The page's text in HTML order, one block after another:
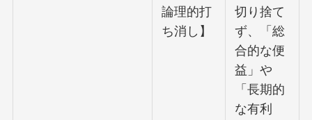
論理的打
ち消し】
切り捨て
ず、「総
合的な便
益」や
「長期的
な有利